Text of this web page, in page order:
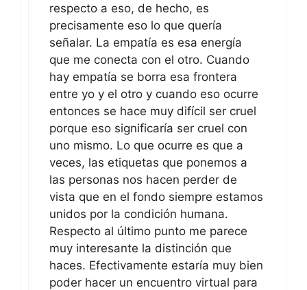
respecto a eso, de hecho, es
precisamente eso lo que quería
señalar. La empatía es esa energía
que me conecta con el otro. Cuando
hay empatía se borra esa frontera
entre yo y el otro y cuando eso ocurre
entonces se hace muy difícil ser cruel
porque eso significaría ser cruel con
uno mismo. Lo que ocurre es que a
veces, las etiquetas que ponemos a
las personas nos hacen perder de
vista que en el fondo siempre estamos
unidos por la condición humana.
Respecto al último punto me parece
muy interesante la distinción que
haces. Efectivamente estaría muy bien
poder hacer un encuentro virtual para